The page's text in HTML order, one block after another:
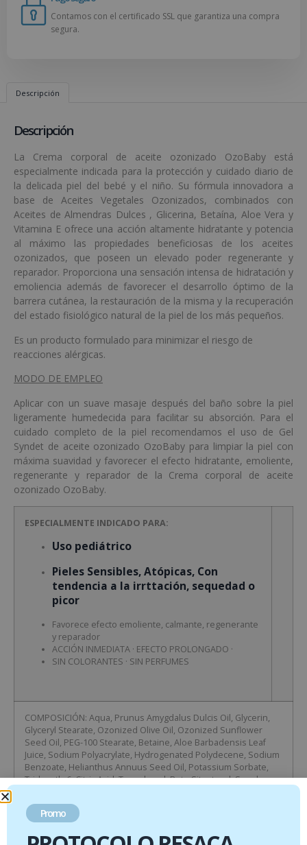
Contamos con el certificado SSL que garantiza una compra
segura.
Descripción
Descripción
La Crema corporal de aceite ozonizado OzoBaby está
especialmente indicada para la protección y cuidado diario de
la delicada piel del bebé y el niño. Su fórmula innovadora a
base de Aceites Vegetales Ozonizados, combinados con
Aceites de Almendras Dulces , Glicerina, Betaína, Aloe Vera y
Vitamina E ofrece una acción altamente hidratante y potencia
al máximo las propiedades beneficiosas de los aceites
ozonizados, que poseen un elevado poder regenerante y
reparador. Proporciona una sensación intensa de hidratación y
emoliencia además de favorecer el desarrollo óptimo de la
barrera cutánea, la restauración de la misma y la recuperación
del estado fisiológico natural de la piel de los más pequeños.
Es un producto formulado para minimizar el riesgo de
reacciones alérgicas.
MODO DE EMPLEO
Aplicar con un suave masaje después del baño sobre la piel
ligeramente humedecida para facilitar su absorción. Para el
cuidado completo de la piel recomendamos el uso de Gel
Syndet de aceite ozonizado OzoBaby para limpiar la piel con
máxima suavidad y favorecer el efecto hidratante, emoliente,
regenerante y reparador de la Crema corporal de aceite
ozonizado OzoBaby.
ESPECIALMENTE INDICADO PARA:
Uso pediátrico
Pieles Sensibles, Atópicas, Con
tendencia a la irrttación, sequedad o
picor
Favorece efecto emoliente, calmante, regenerante
y reparador
ACCIÓN INMEDIATA · EFECTO PROLONGADO ·
SIN COLORANTES · SIN PERFUMES
COMPOSICIÓN: Aqua, Prunus Amygdalus Dulcis Oil, Glycerin,
Glyceryl Stearate, Ozonized Olive Oil, Ozonized Sunflower
Seed Oil, PEG-100 Stearate, Betaine, Aloe Barbadensis Leaf
Juice, Sodium Polyacrylate, Hydrogenated Polydecene, Sodium
Benzoate, Helianthus Annuus Seed Oil, Potassium Sorbate,
Trideceth-6, Citric Acid, Tocopherol, Beta-Sitosterol, Squalene..
Productos relacionados
Promo